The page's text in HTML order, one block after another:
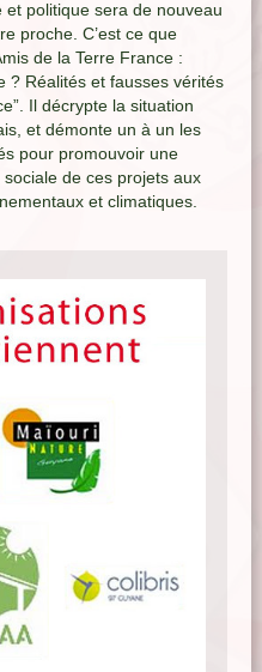
et politique sera de nouveau
proche. C’est ce que
de la Terre France :
? Réalités et fausses vérités
Il décrypte la situation
et démonte un à un les
pour promouvoir une
sociale de ces projets aux
et climatiques.